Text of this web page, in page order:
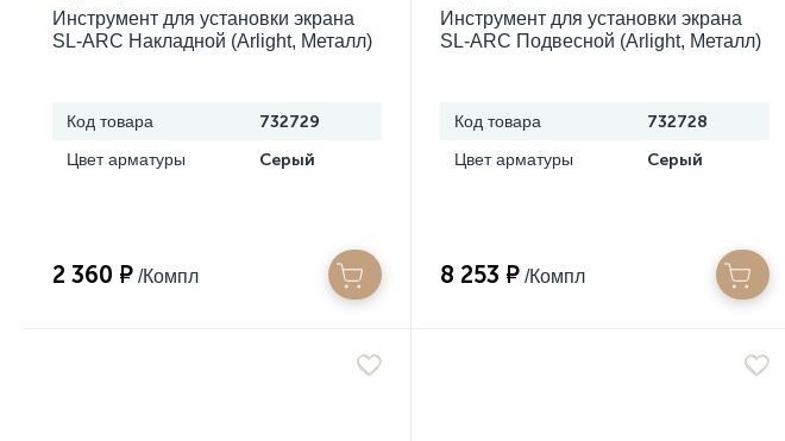
Инструмент для установки экрана
SL-ARC Накладной (Arlight, Металл)
Код товара 732729
Цвет арматуры Серый
2 360 ₽ /Компл
Инструмент для установки экрана
SL-ARC Подвесной (Arlight, Металл)
Код товара 732728
Цвет арматуры Серый
8 253 ₽ /Компл